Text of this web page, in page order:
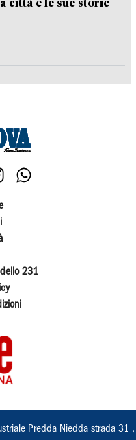
città e le sue storie
231
Predda Niedda strada 31 ,